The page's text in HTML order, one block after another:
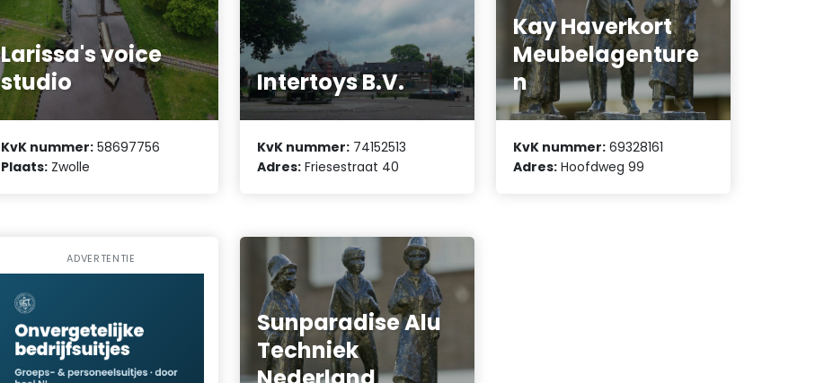
Larissa's voice
studio
KvK nummer: 58697756
Plaats: Zwolle
Intertoys B.V.
KvK nummer: 74152513
Adres: Friesestraat 40
Kay Haverkort
Meubelagenture
n
KvK nummer: 69328161
Adres: Hoofdweg 99
ADVERTENTIE
Sunparadise Alu
Techniek